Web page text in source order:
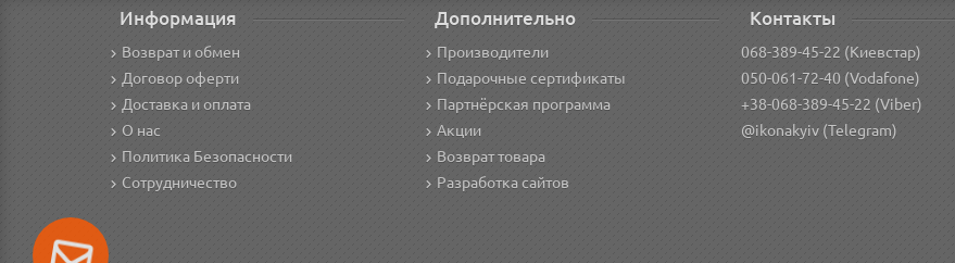
Информация
Возврат и обмен
Договор оферти
Доставка и оплата
О нас
Политика Безопасности
Сотрудничество
Дополнительно
Производители
Подарочные сертификаты
Партнёрская программа
Акции
Возврат товара
Разработка сайтов
Контакты
068-389-45-22 (Киевстар)
050-061-72-40 (Vodafone)
+38-068-389-45-22 (Viber)
@ikonakyiv (Telegram)